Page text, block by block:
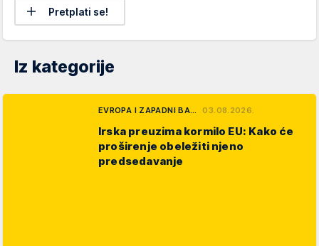
Pretplati se!
Iz kategorije
EVROPA I ZAPADNI BA… 03.08.2026.
Irska preuzima kormilo EU: Kako će
proširenje obeležiti njeno
predsedavanje